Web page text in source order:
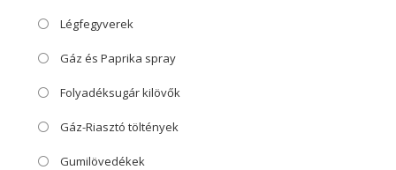
Légfegyverek
Gáz és Paprika spray
Folyadéksugár kilövők
Gáz-Riasztó töltények
Gumilövedékek